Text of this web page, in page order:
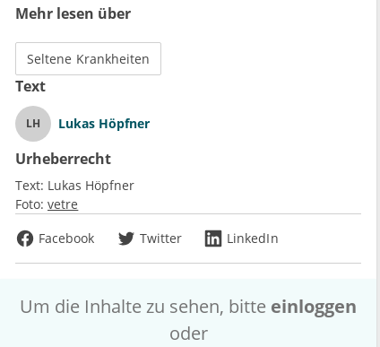
Mehr lesen über
Seltene Krankheiten
Text
LH Lukas Höpfner
Urheberrecht
Text: Lukas Höpfner
Foto: vetre
Facebook
Twitter LinkedIn
Um die Inhalte zu sehen, bitte einloggen
oder